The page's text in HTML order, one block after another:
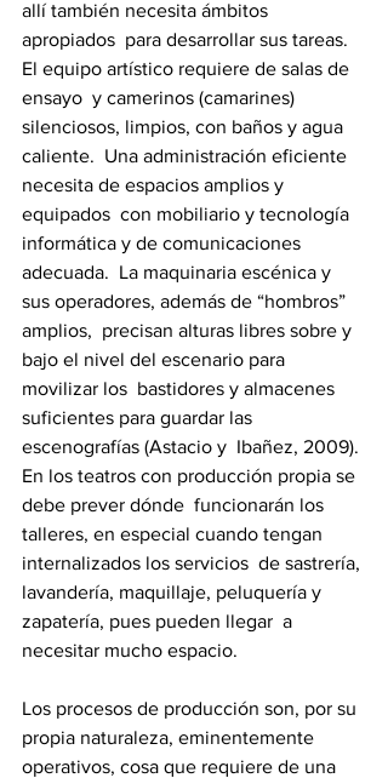
allí también necesita ámbitos
apropiados  para desarrollar sus tareas.
El equipo artístico requiere de salas de
ensayo  y camerinos (camarines)
silenciosos, limpios, con baños y agua
caliente.  Una administración eficiente
necesita de espacios amplios y
equipados  con mobiliario y tecnología
informática y de comunicaciones
adecuada.  La maquinaria escénica y
sus operadores, además de “hombros”
amplios,  precisan alturas libres sobre y
bajo el nivel del escenario para
movilizar los  bastidores y almacenes
suficientes para guardar las
escenografías (Astacio y  Ibañez, 2009).
En los teatros con producción propia se
debe prever dónde  funcionarán los
talleres, en especial cuando tengan
internalizados los servicios  de sastrería,
lavandería, maquillaje, peluquería y
zapatería, pues pueden llegar  a
necesitar mucho espacio.
Los procesos de producción son, por su
propia naturaleza, eminentemente
operativos, cosa que requiere de una